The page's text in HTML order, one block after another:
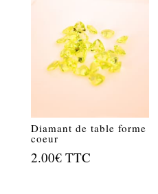
Diamant de table forme
coeur
2.00€ TTC